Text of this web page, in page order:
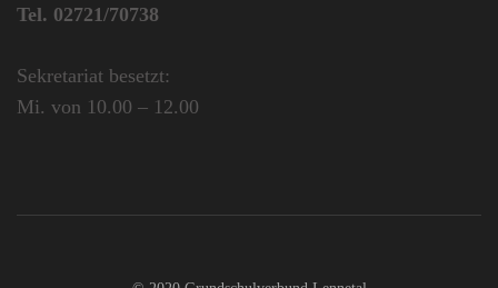
Tel. 02721/70738
Sekretariat besetzt:
Mi. von 10.00 – 12.00